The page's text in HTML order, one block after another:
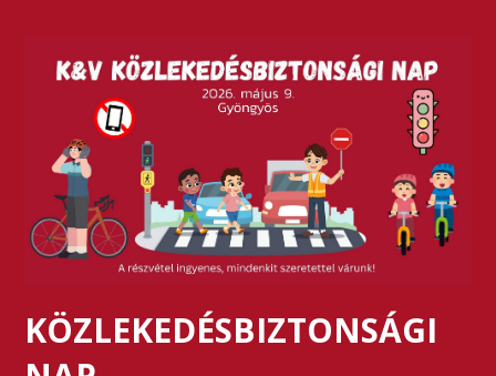
KÖZLEKEDÉSBIZTONSÁGI